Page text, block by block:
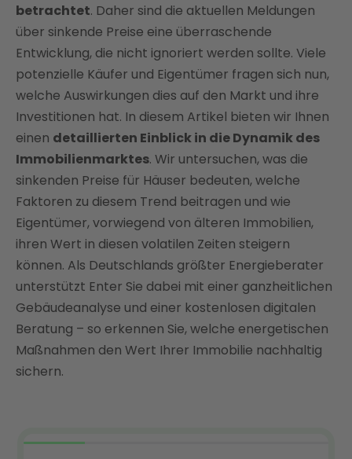
Auswirkungen sinkender Immobilienpreise auf
Käufer und Verkäufer
Regionale Unterschiede in den Immobilienpreisen
Prognose der Immobilienpreise
Was gibt es bei älteren Häusern zu beachten?
Den eigenen Immobilienwert ermitteln
Wie eine energetische Sanierung den
Immobilienwert steigern kann
Fazit: Mit Enter den Immobilienwert steigern dank
energetischer Sanierung
FAQ
betrachtet. Daher sind die aktuellen Meldungen
über sinkende Preise eine überraschende
Entwicklung, die nicht ignoriert werden sollte. Viele
potenzielle Käufer und Eigentümer fragen sich nun,
welche Auswirkungen dies auf den Markt und ihre
Investitionen hat. In diesem Artikel bieten wir Ihnen
einen detaillierten Einblick in die Dynamik des
Immobilienmarktes. Wir untersuchen, was die
sinkenden Preise für Häuser bedeuten, welche
Faktoren zu diesem Trend beitragen und wie
Eigentümer, vorwiegend von älteren Immobilien,
ihren Wert in diesen volatilen Zeiten steigern
können. Als Deutschlands größter Energieberater
unterstützt Enter Sie dabei mit einer ganzheitlichen
Gebäudeanalyse und einer kostenlosen digitalen
Beratung – so erkennen Sie, welche energetischen
Maßnahmen den Wert Ihrer Immobilie nachhaltig
sichern.